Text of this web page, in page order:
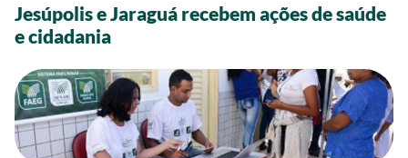
Jesúpolis e Jaraguá recebem ações de saúde
e cidadania